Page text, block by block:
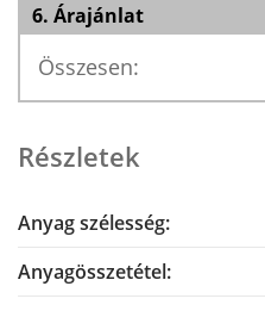
6. Árajánlat
Összesen:
Részletek
Anyag szélesség:
Anyagösszetétel: